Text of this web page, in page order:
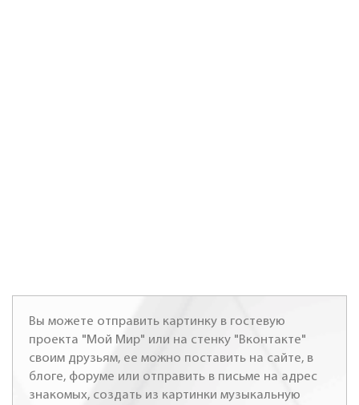
Вы можете отправить картинку в гостевую
проекта "Мой Мир" или на стенку "Вконтакте"
своим друзьям, ее можно поставить на сайте, в
блоге, форуме или отправить в письме на адрес
знакомых, создать из картинки музыкальную